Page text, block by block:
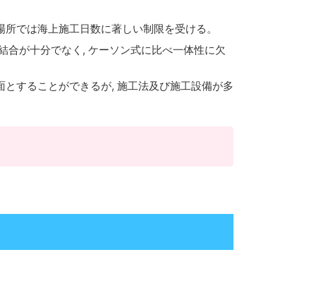
では海上施工日数に著しい制限を受ける。
合が十分でなく, ケーソン式に比べ一体性に欠
することができるが, 施工法及び施工設備が多